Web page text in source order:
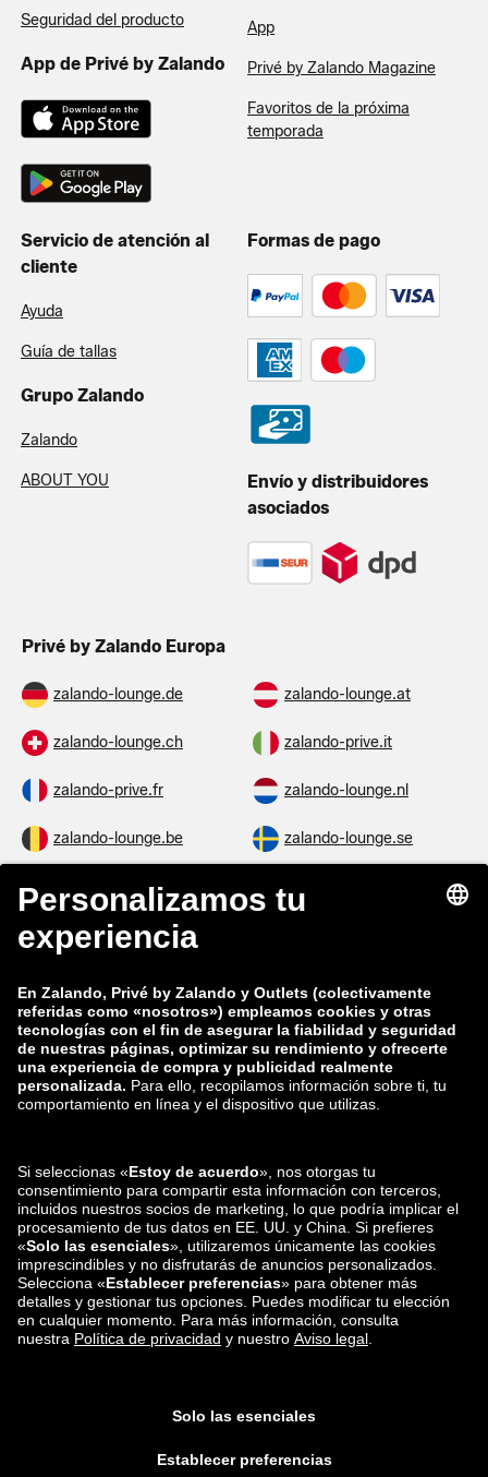
Seguridad del producto
App de Privé by Zalando
App
Privé by Zalando Magazine
Favoritos de la próxima
temporada
Servicio de atención al
cliente
Ayuda
Guía de tallas
Grupo Zalando
Zalando
ABOUT YOU
Formas de pago
Envío y distribuidores
asociados
Privé by Zalando Europa
zalando-lounge.de zalando-lounge.at
zalando-lounge.ch zalando-prive.it
zalando-prive.fr zalando-lounge.nl
zalando-lounge.be zalando-lounge.se
zalando-lounge.fi
zalando-lounge.co.uk
zalando-prive.es
zalando-lounge.lt zalando-lounge.sk
zalando-lounge.ro zalando-lounge.hr
zalando-lounge.lu zalando-lounge.ee
zalando-lounge.lv zalando-lounge.no
También nos
encuentras en
*En comparación con el precio de venta recomendado